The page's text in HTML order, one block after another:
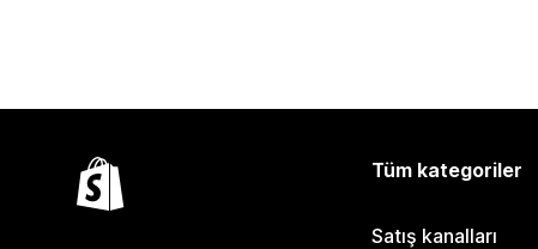
Tüm kategoriler
Satış kanalları